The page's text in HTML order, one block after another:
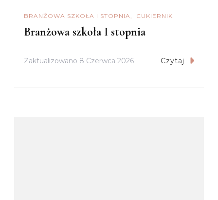
BRANŻOWA SZKOŁA I STOPNIA CUKIERNIK
Branżowa szkoła I stopnia
Zaktualizowano 8 Czerwca 2026 Czytaj